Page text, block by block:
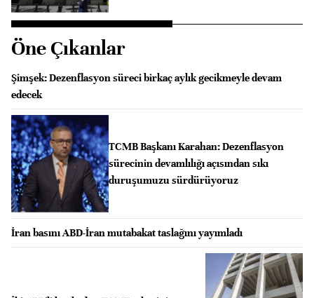
Öne Çıkanlar
Şimşek: Dezenflasyon süreci birkaç aylık gecikmeyle devam
edecek
TCMB Başkanı Karahan: Dezenflasyon
sürecinin devamlılığı açısından sıkı
duruşumuzu sürdürüyoruz
İran basını ABD-İran mutabakat taslağını yayımladı